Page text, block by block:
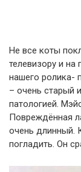
Не все коты
телевизору и на
нашего ролика-
– очень старый
патологией.
Повреждённая
очень длинный.
погладить. Он